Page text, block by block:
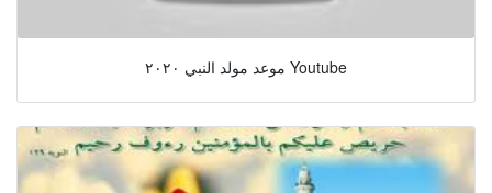
موعد مولد النبي ٢٠٢٠ Youtube